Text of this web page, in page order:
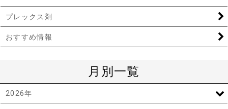
プレックス剤
おすすめ情報
月別一覧
2026年